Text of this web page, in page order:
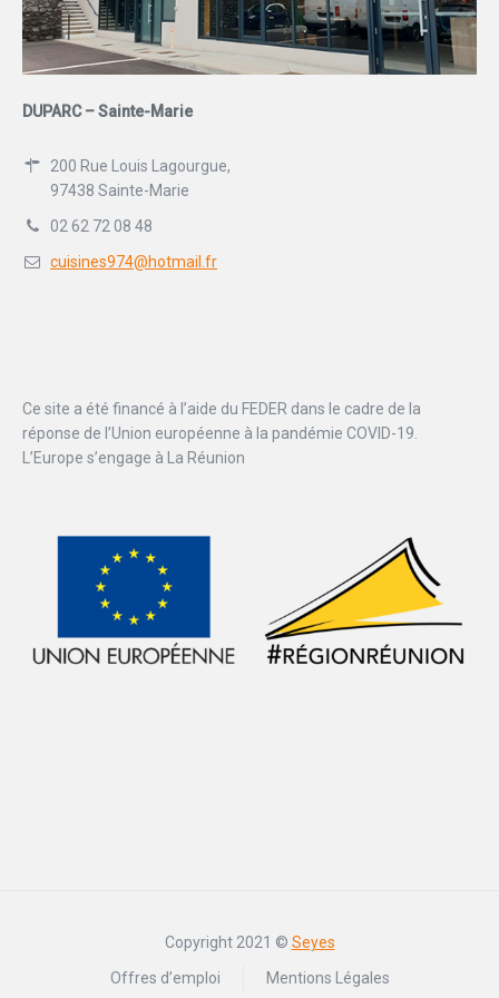
DUPARC – Sainte-Marie
200 Rue Louis Lagourgue,
97438 Sainte-Marie
02 62 72 08 48
cuisines974@hotmail.fr
Ce site a été financé à l’aide du FEDER dans le cadre de la
réponse de l’Union européenne à la pandémie COVID-19.
L’Europe s’engage à La Réunion
Copyright 2021 © Seyes
Offres d’emploi
Mentions Légales